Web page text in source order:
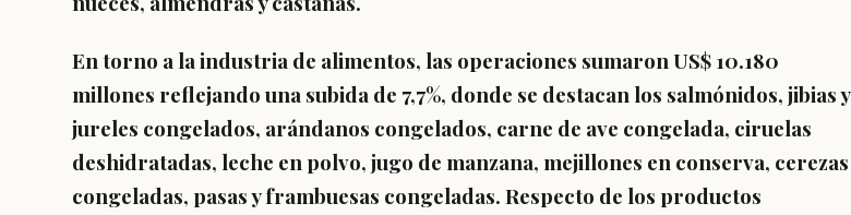
En torno a la industria de alimentos, las operaciones sumaron US$ 10.180
millones reflejando una subida de 7,7%, donde se destacan los salmónidos, jibias y
jureles congelados, arándanos congelados, carne de ave congelada, ciruelas
deshidratadas, leche en polvo, jugo de manzana, mejillones en conserva, cerezas
congeladas, pasas y frambuesas congeladas. Respecto de los productos